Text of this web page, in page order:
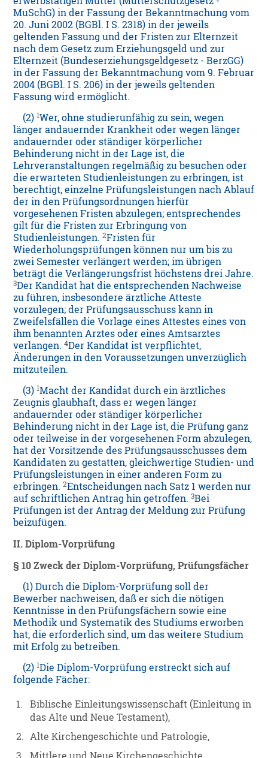
MuSchG) in der Fassung der Bekanntmachung vom
20. Juni 2002 (BGBl. I S. 2318) in der jeweils
geltenden Fassung und der Fristen zur Elternzeit
nach dem Gesetz zum Erziehungsgeld und zur
Elternzeit (Bundeserziehungsgeldgesetz - BerzGG)
in der Fassung der Bekanntmachung vom 9. Februar
2004 (BGBl. I S. 206) in der jeweils geltenden
Fassung wird ermöglicht.
(2)1Wer, ohne studierunfähig zu sein, wegen
länger andauernder Krankheit oder wegen länger
andauernder oder ständiger körperlicher
Behinderung nicht in der Lage ist, die
Lehrveranstaltungen regelmäßig zu besuchen oder
die erwarteten Studienleistungen zu erbringen, ist
berechtigt, einzelne Prüfungsleistungen nach Ablauf
der in den Prüfungsordnungen hierfür
vorgesehenen Fristen abzulegen; entsprechendes
gilt für die Fristen zur Erbringung von
Studienleistungen.2Fristen für
Wiederholungsprüfungen können nur um bis zu
zwei Semester verlängert werden; im übrigen
beträgt die Verlängerungsfrist höchstens drei Jahre.
3Der Kandidat hat die entsprechenden Nachweise
zu führen, insbesondere ärztliche Atteste
vorzulegen; der Prüfungsausschuss kann in
Zweifelsfällen die Vorlage eines Attestes eines von
ihm benannten Arztes oder eines Amtsarztes
verlangen.4Der Kandidat ist verpflichtet,
Änderungen in den Voraussetzungen unverzüglich
mitzuteilen.
(3)1Macht der Kandidat durch ein ärztliches
Zeugnis glaubhaft, dass er wegen länger
andauernder oder ständiger körperlicher
Behinderung nicht in der Lage ist, die Prüfung ganz
oder teilweise in der vorgesehenen Form abzulegen,
hat der Vorsitzende des Prüfungsausschusses dem
Kandidaten zu gestatten, gleichwertige Studien- und
Prüfungsleistungen in einer anderen Form zu
erbringen.2Entscheidungen nach Satz 1 werden nur
auf schriftlichen Antrag hin getroffen.3Bei
Prüfungen ist der Antrag der Meldung zur Prüfung
beizufügen.
II. Diplom-Vorprüfung
§ 10 Zweck der Diplom-Vorprüfung, Prüfungsfächer
(1) Durch die Diplom-Vorprüfung soll der
Bewerber nachweisen, daß er sich die nötigen
Kenntnisse in den Prüfungsfächern sowie eine
Methodik und Systematik des Studiums erworben
hat, die erforderlich sind, um das weitere Studium
mit Erfolg zu betreiben.
(2)1Die Diplom-Vorprüfung erstreckt sich auf
folgende Fächer:
1.
Biblische Einleitungswissenschaft (Einleitung in
das Alte und Neue Testament),
2. Alte Kirchengeschichte und Patrologie,